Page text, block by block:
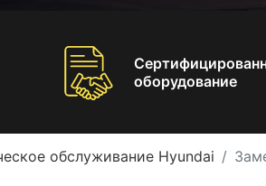
оборудование
обслуживание Hyundai